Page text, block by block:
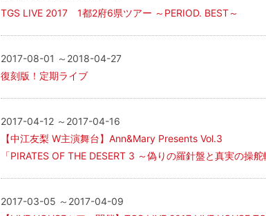
TGS LIVE 2017 1都2府6県ツアー ～PERIOD. BEST～
2017-08-01 ～2018-04-27
復刻版！定期ライブ
2017-04-12 ～2017-04-16
【中江友梨 W主演舞台】Ann&Mary Presents Vol.3
「PIRATES OF THE DESERT 3 ～偽りの羅針盤と真実の操舵
2017-03-05 ～2017-04-09